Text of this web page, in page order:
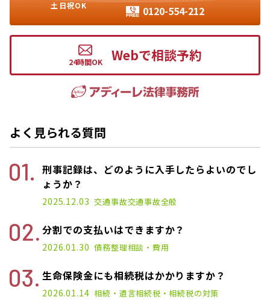
土日祝OK
0120-554-212
Webで相談予約
よく見られる質問
刑事記録は、どのように入手したらよいのでし
ょうか？
2025.12.03 交通事故交通事故全般
分割での支払いはできますか？
2026.01.30 債務整理相談・費用
生命保険金にも相続税はかかりますか？
2026.01.14 相続・遺言相続税・相続税の対策